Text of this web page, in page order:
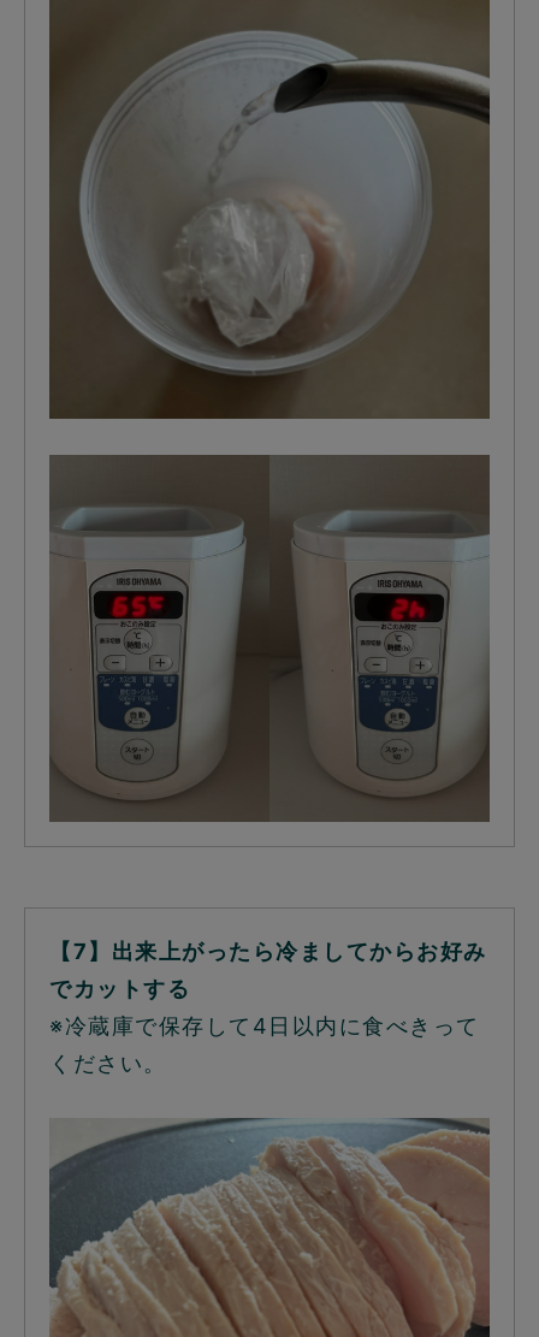
【7】出来上がったら冷ましてからお好み
でカットする
※冷蔵庫で保存して4日以内に食べきって
ください。